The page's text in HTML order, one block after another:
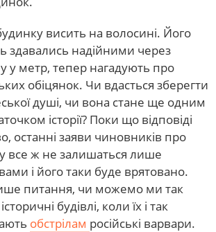
висить на волосині. Його
здавались надійними через
у метр, тепер нагадують про
обіцянок. Чи вдасться зберегти
душі, чи вона стане ще одним
історії? Поки що відповіді
останні заяви чиновників про
все ж не залишаться лише
і його таки буде врятовано.
питання, чи можемо ми так
будівлі, коли їх і так
обстрілам російські варвари.